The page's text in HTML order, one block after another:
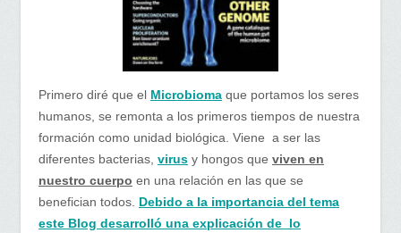
Primero diré que el Microbioma que portamos los seres
humanos, se remonta a los primeros tiempos de nuestra
formación como unidad biológica. Viene a ser las
diferentes bacterias, virus y hongos que viven en
nuestro cuerpo en una relación en las que se
benefician todos. Debido a la importancia del tema
este Blog desarrolló una explicación de lo